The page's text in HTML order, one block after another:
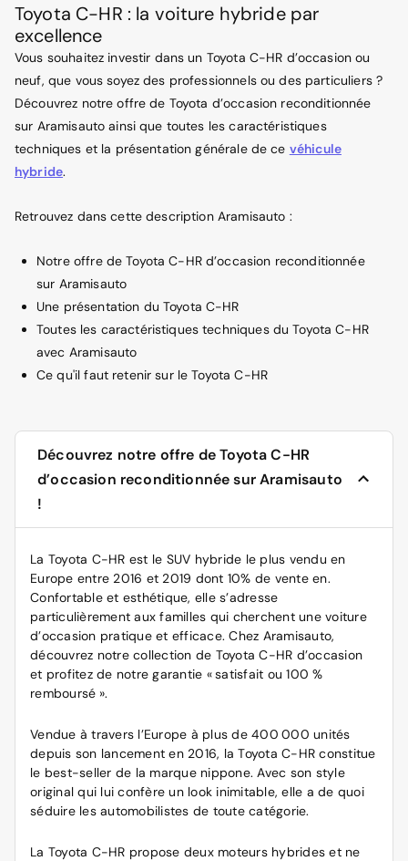
Toyota C-HR : la voiture hybride par
excellence
Vous souhaitez investir dans un Toyota C-HR d’occasion ou
neuf, que vous soyez des professionnels ou des particuliers ?
Découvrez notre offre de Toyota d’occasion reconditionnée
sur Aramisauto ainsi que toutes les caractéristiques
techniques et la présentation générale de ce véhicule
hybride.
Retrouvez dans cette description Aramisauto :
Notre offre de Toyota C-HR d’occasion reconditionnée
sur Aramisauto
Une présentation du Toyota C-HR
Toutes les caractéristiques techniques du Toyota C-HR
avec Aramisauto
Ce qu'il faut retenir sur le Toyota C-HR
Découvrez notre offre de Toyota C-HR
d’occasion reconditionnée sur Aramisauto
!
La Toyota C-HR est le SUV hybride le plus vendu en
Europe entre 2016 et 2019 dont 10% de vente en.
Confortable et esthétique, elle s’adresse
particulièrement aux familles qui cherchent une voiture
d’occasion pratique et efficace. Chez Aramisauto,
découvrez notre collection de Toyota C-HR d’occasion
et profitez de notre garantie « satisfait ou 100 %
remboursé ».
Vendue à travers l’Europe à plus de 400 000 unités
depuis son lancement en 2016, la Toyota C-HR constitue
le best-seller de la marque nippone. Avec son style
original qui lui confère un look inimitable, elle a de quoi
séduire les automobilistes de toute catégorie.
La Toyota C-HR propose deux moteurs hybrides et ne